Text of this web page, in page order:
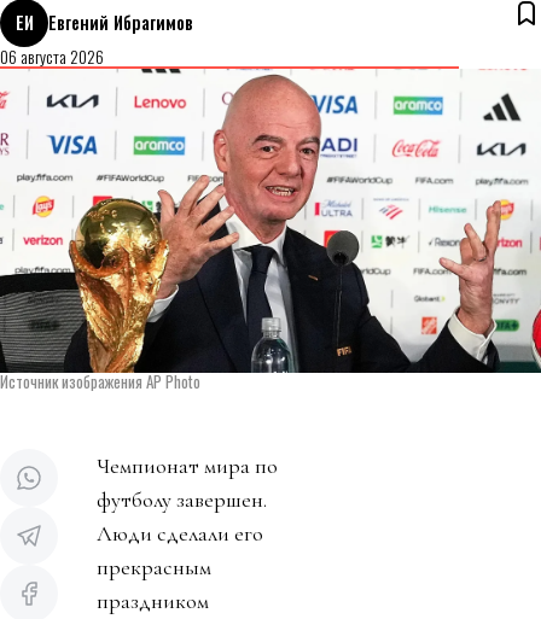
ЕИ
Евгений Ибрагимов
06 августа 2026
Источник изображения AP Photo
Чемпионат мира по
футболу завершен.
Люди сделали его
прекрасным
праздником